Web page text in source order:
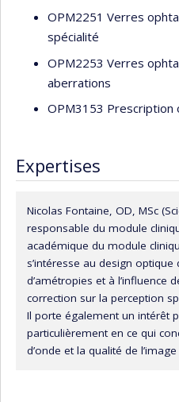
OPM2251 Verres
spécialité
OPM2253 Verres
aberrations
OPM3153
Expertises
Nicolas Fontaine, OD, MSc
responsable du module
académique du module
s’intéresse au design
d’amétropies et à l’influence
correction sur la perception
Il porte également un intérêt
particulièrement en ce qui
d’onde et la qualité de